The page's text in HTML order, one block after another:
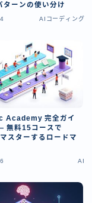
ターンの使い分け
AIコーディング
Academy 完全ガイ
無料15コースで
スターするロードマ
AI